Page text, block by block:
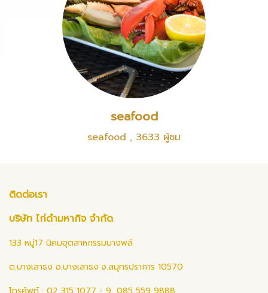
seafood
seafood , 3633 ผู้ชม
ติดต่อเรา
บริษัท ไก่ดำมหากิจ จำกัด
133 หมู่17 นิคมอุตสาหกรรมบางพลี
ต.บางเสาธง อ.บางเสาธง จ.สมุทรปราการ 10570